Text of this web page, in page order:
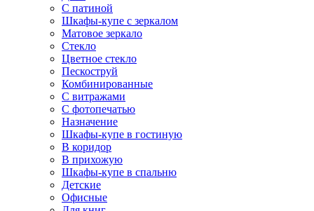
С патиной
Шкафы-купе с зеркалом
Матовое зеркало
Стекло
Цветное стекло
Пескоструй
Комбинированные
С витражами
С фотопечатью
Назначение
Шкафы-купе в гостиную
В коридор
В прихожую
Шкафы-купе в спальню
Детские
Офисные